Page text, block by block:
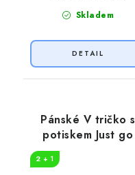
Skladem
Pánské V tričko s
potiskem Just go
2 + 1